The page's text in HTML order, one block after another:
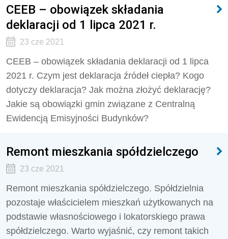
CEEB – obowiązek składania
deklaracji od 1 lipca 2021 r.
23 cze 2021
CEEB – obowiązek składania deklaracji od 1 lipca
2021 r. Czym jest deklaracja źródeł ciepła? Kogo
dotyczy deklaracja? Jak można złożyć deklarację?
Jakie są obowiązki gmin związane z Centralną
Ewidencją Emisyjności Budynków?
Remont mieszkania spółdzielczego
23 cze 2021
Remont mieszkania spółdzielczego. Spółdzielnia
pozostaje właścicielem mieszkań użytkowanych na
podstawie własnościowego i lokatorskiego prawa
spółdzielczego. Warto wyjaśnić, czy remont takich